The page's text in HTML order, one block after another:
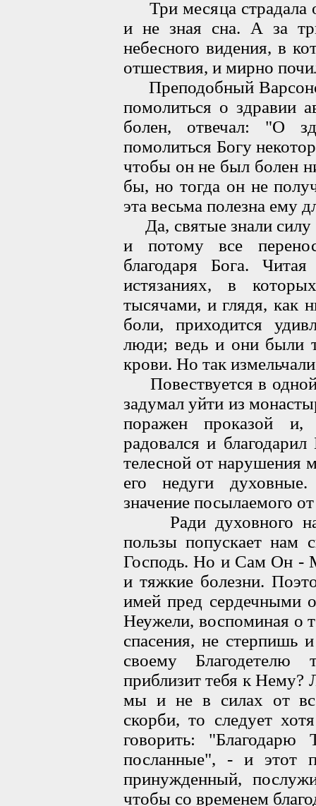
Три месяца страдала
и не зная сна. А за
небесного видения, в
отшествия, и мирно
Преподобный
помолиться о здравии
болен, отвечал: "О
помолиться Богу
чтобы он не был болен
бы, но тогда он не
эта весьма полезна ему
Да, святые знали силу
и потому все
благодаря Бога.
истязаниях, в
тысячами, и глядя, как
боли, приходится
люди; ведь и они были
крови. Но так
Повествуется в одной
задумал уйти из
поражен проказой
радовался и
телесной от нарушения
его недуги
значение посылаемого
Ради духовного
пользы попускает нам
Господь. Но и Сам Он -
и тяжкие болезни.
имей пред сердечными
Неужели, воспоминая о
спасения, не стерпишь
своему Благодетелю
приблизит тебя к Нему?
мы и не в силах от
скорби, то следует
говорить:
посланные", - и этот
принужденный,
чтобы со временем